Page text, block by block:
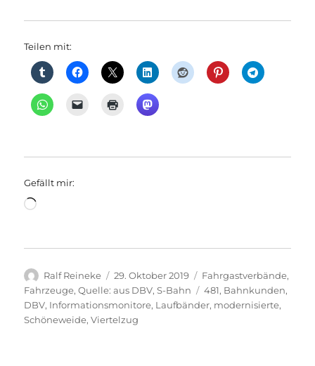
Teilen mit:
Gefällt mir:
Wird
Autor
Ralf Reineke
Veröffentlicht
am
29. Oktober 2019 Kategorien
Fahrgastverbände,
Fahrzeuge,Quelle: aus DBV,S-Bahn Schlagwörter
481, Bahnkunden,
DBV, Informationsmonitore, Laufbänder, modernisierte,
Schöneweide,Viertelzug